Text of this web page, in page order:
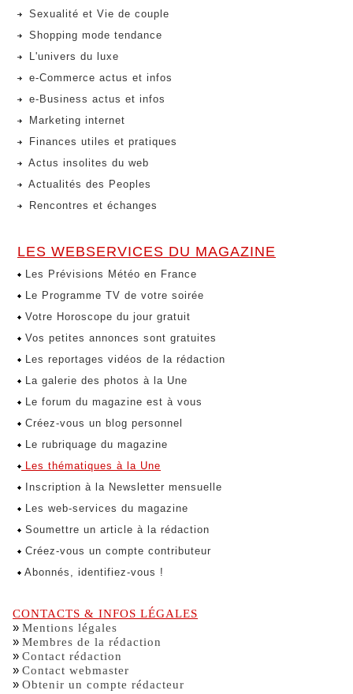
Sexualité et Vie de couple
Shopping mode tendance
L'univers du luxe
e-Commerce actus et infos
e-Business actus et infos
Marketing internet
Finances utiles et pratiques
Actus insolites du web
Actualités des Peoples
Rencontres et échanges
LES WEBSERVICES DU MAGAZINE
Les Prévisions Météo en France
Le Programme TV de votre soirée
Votre Horoscope du jour gratuit
Vos petites annonces sont gratuites
Les reportages vidéos de la rédaction
La galerie des photos à la Une
Le forum du magazine est à vous
Créez-vous un blog personnel
Le rubriquage du magazine
Les thématiques à la Une
Inscription à la Newsletter mensuelle
Les web-services du magazine
Soumettre un article à la rédaction
Créez-vous un compte contributeur
Abonnés, identifiez-vous !
CONTACTS & INFOS LÉGALES
» Mentions légales
» Membres de la rédaction
» Contact rédaction
» Contact webmaster
» Obtenir un compte rédacteur